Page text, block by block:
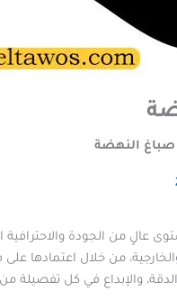
صباغ النهضة
من الجودة والاحترافية
من خلال اعتمادها
والإبداع في كل تفصيلة